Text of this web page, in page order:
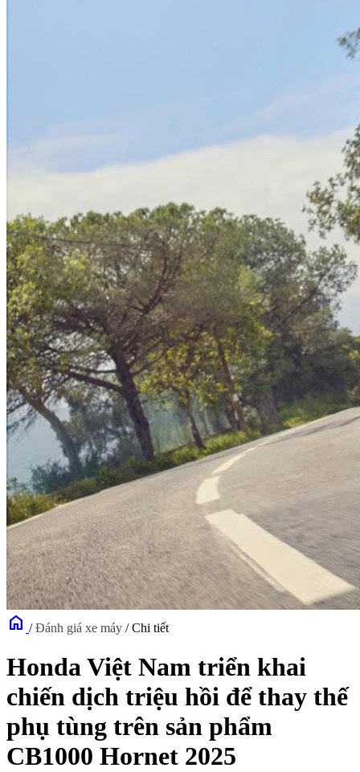
home / Đánh giá xe máy / Chi tiết
Honda Việt Nam triển khai
chiến dịch triệu hồi để thay thế
phụ tùng trên sản phẩm
CB1000 Hornet 2025